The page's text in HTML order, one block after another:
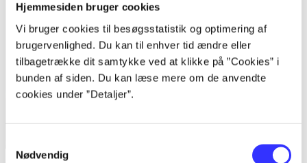
Hjemmesiden bruger cookies
Vi bruger cookies til besøgsstatistik og optimering af
brugervenlighed. Du kan til enhver tid ændre eller
tilbagetrække dit samtykke ved at klikke på ”Cookies” i
bunden af siden. Du kan læse mere om de anvendte
cookies under ”Detaljer”.
Nødvendig